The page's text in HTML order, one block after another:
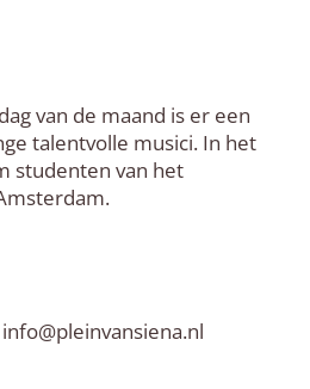
van de maand is er een
talentvolle musici. In het
studenten van het
info@pleinvansiena.nl